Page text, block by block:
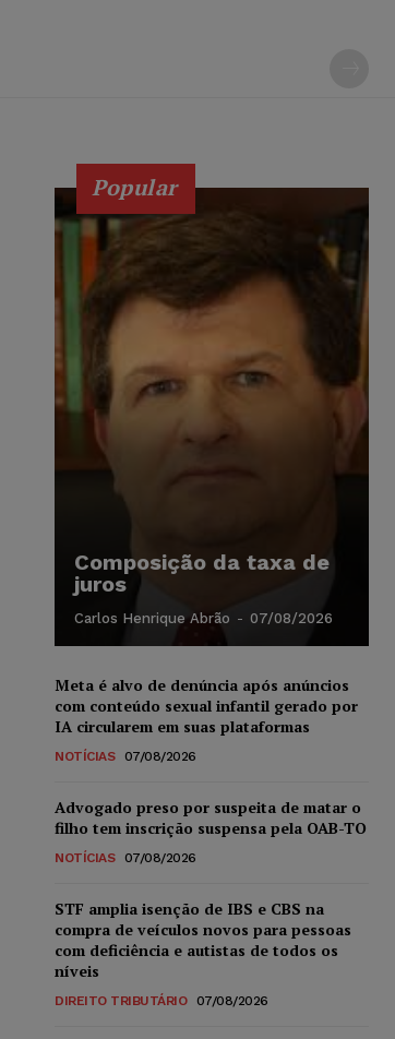
Popular
Composição da taxa de
juros
Carlos Henrique Abrão - 07/08/2026
Meta é alvo de denúncia após anúncios
com conteúdo sexual infantil gerado por
IA circularem em suas plataformas
NOTÍCIAS 07/08/2026
Advogado preso por suspeita de matar o
filho tem inscrição suspensa pela OAB-TO
NOTÍCIAS 07/08/2026
STF amplia isenção de IBS e CBS na
compra de veículos novos para pessoas
com deficiência e autistas de todos os
níveis
DIREITO TRIBUTÁRIO 07/08/2026